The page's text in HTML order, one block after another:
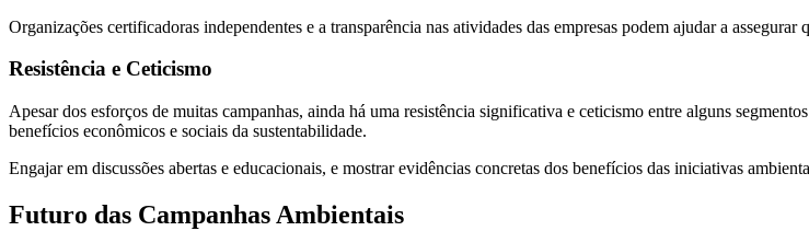
Organizações certificadoras independentes e a transparência nas atividades das empresas podem ajudar a
Resistência e Ceticismo
Apesar dos esforços de muitas campanhas, ainda há uma resistência significativa e ceticismo entre alguns
benefícios econômicos e sociais da sustentabilidade.
Engajar em discussões abertas e educacionais, e mostrar evidências concretas dos benefícios das iniciativas
Futuro das Campanhas Ambientais